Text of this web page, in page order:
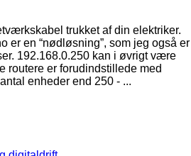
trukket af din elektriker.
er en “nødløsning”, som jeg også er
192.168.0.250 kan i øvrigt være
routere er forudindstillede med
enheder end 250 - ...